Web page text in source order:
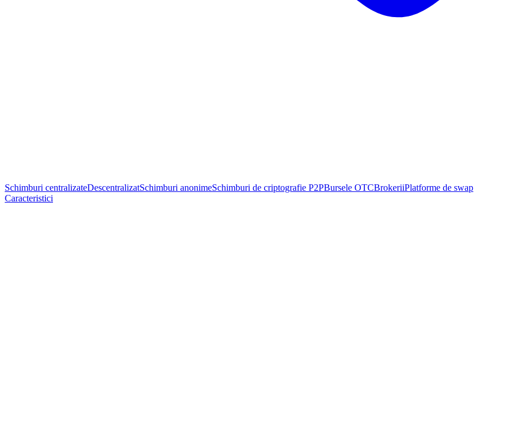
Schimburi centralizateDescentralizatSchimburi anonimeSchimburi de criptografie P2PBursele OTCBrokeriiPlatforme de swap
Caracteristici